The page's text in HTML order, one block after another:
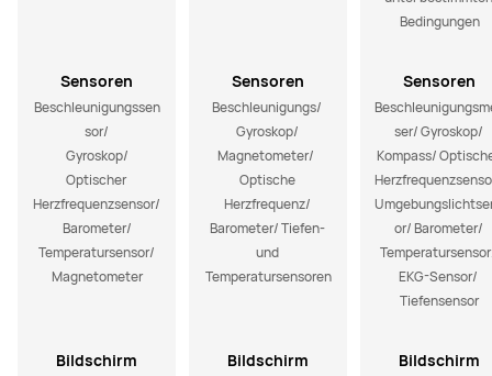
Sensoren
Beschleunigungssen
sor/
Gyroskop/
Optischer
Herzfrequenzsensor/
Barometer/
Temperatursensor/
Magnetometer
Bildschirm
Sensoren
Beschleunigungs/
Gyroskop/
Magnetometer/
Optische
Herzfrequenz/
Barometer/ Tiefen-
und
Temperatursensoren
Bildschirm
Bedingungen
Sensoren
ser/ Gyroskop/
Kompass/
or/ Barometer/
EKG-Sensor/
Tiefensensor
Bildschirm